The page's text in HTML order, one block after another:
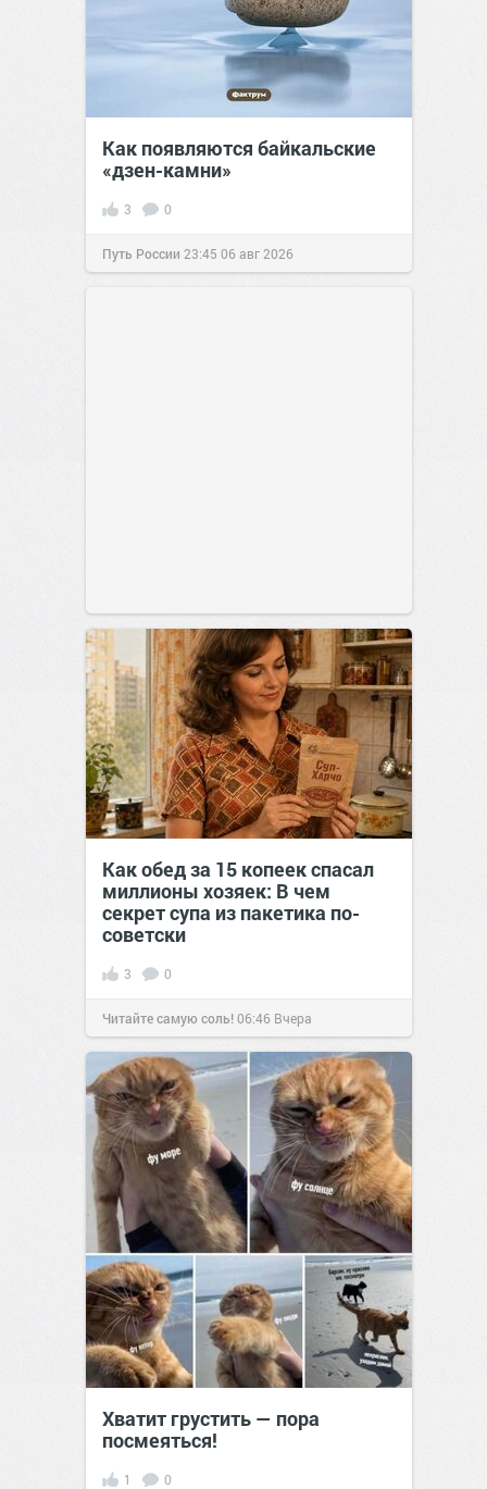
Как появляются байкальские
«дзен-камни»
3 0
Путь России 23:45 06 авг 2026
Как обед за 15 копеек спасал
миллионы хозяек: В чем
секрет супа из пакетика по-
советски
3 0
Читайте самую соль!06:46 Вчера
Хватит грустить — пора
посмеяться!
1 0